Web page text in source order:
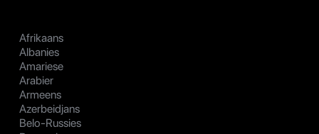
Afrikaans
Albanies
Amariese
Arabier
Armeens
Azerbeidjans
Belo-Russies